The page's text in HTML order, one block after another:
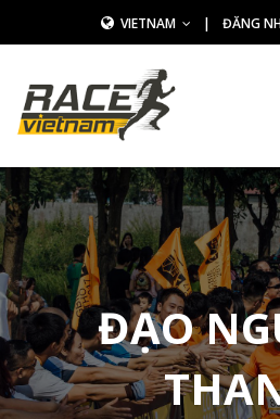
VIETNAM | ĐĂNG
ĐẠO